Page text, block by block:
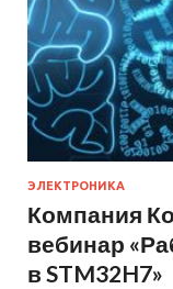
ЭЛЕКТРОНИКА
Компания
вебинар
в STM32H7»